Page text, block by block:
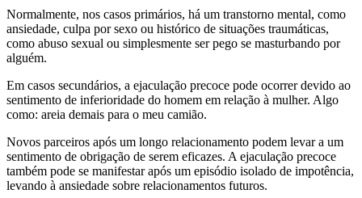
Normalmente, nos casos primários, há um transtorno mental, como
ansiedade, culpa por sexo ou histórico de situações traumáticas,
como abuso sexual ou simplesmente ser pego se masturbando por
alguém.
Em casos secundários, a ejaculação precoce pode ocorrer devido ao
sentimento de inferioridade do homem em relação à mulher. Algo
como: areia demais para o meu camião.
Novos parceiros após um longo relacionamento podem levar a um
sentimento de obrigação de serem eficazes. A ejaculação precoce
também pode se manifestar após um episódio isolado de impotência,
levando à ansiedade sobre relacionamentos futuros.